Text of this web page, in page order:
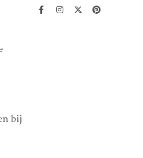
bij